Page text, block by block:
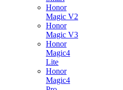
Honor
Magic V2
Honor
Magic V3
Honor
Magic4
Lite
Honor
Magic4